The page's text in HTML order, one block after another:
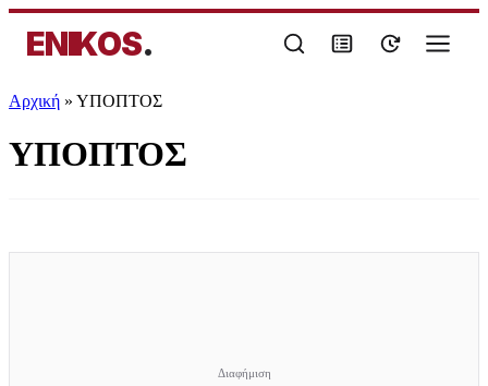
ENIKOS.
Αρχική » ΥΠΟΠΤΟΣ
ΥΠΟΠΤΟΣ